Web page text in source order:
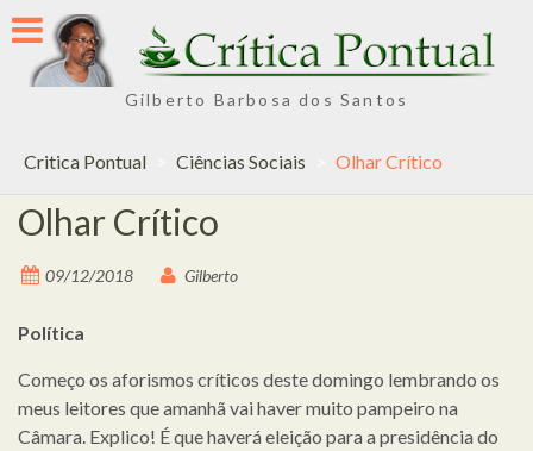
Skip
to
content
Gilberto Barbosa dos Santos
Critica Pontual Ciências Sociais Olhar Crítico
Olhar Crítico
09/12/2018 Gilberto
Política
Começo os aforismos críticos deste domingo lembrando os
meus leitores que amanhã vai haver muito pampeiro na
Câmara. Explico! É que haverá eleição para a presidência do